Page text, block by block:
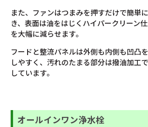
また、ファンはつまみを押すだけで簡単
き、表面は油をはじくハイパークリーン
を大幅に減らせます。
フードと整流パネルは外側も内側も凹凸
しやすく、汚れのたまる部分は撥油加工
しています。
オールインワン浄水栓